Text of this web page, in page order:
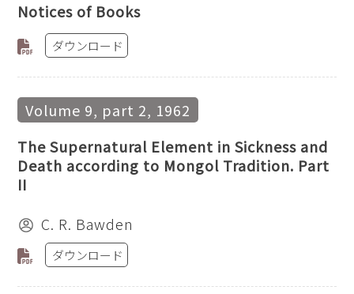
Notices of Books
ダウンロード
Volume 9, part 2, 1962
The Supernatural Element in Sickness and
Death according to Mongol Tradition. Part
II
C. R. Bawden
ダウンロード